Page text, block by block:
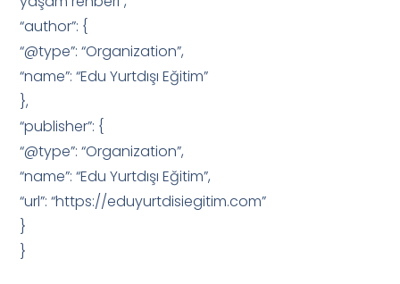
“author”: {
“@type”: “Organization”,
“name”: “Edu Yurtdışı Eğitim”
},
“publisher”: {
“@type”: “Organization”,
“name”: “Edu Yurtdışı Eğitim”,
“url”: “https://eduyurtdisiegitim.com”
}
}